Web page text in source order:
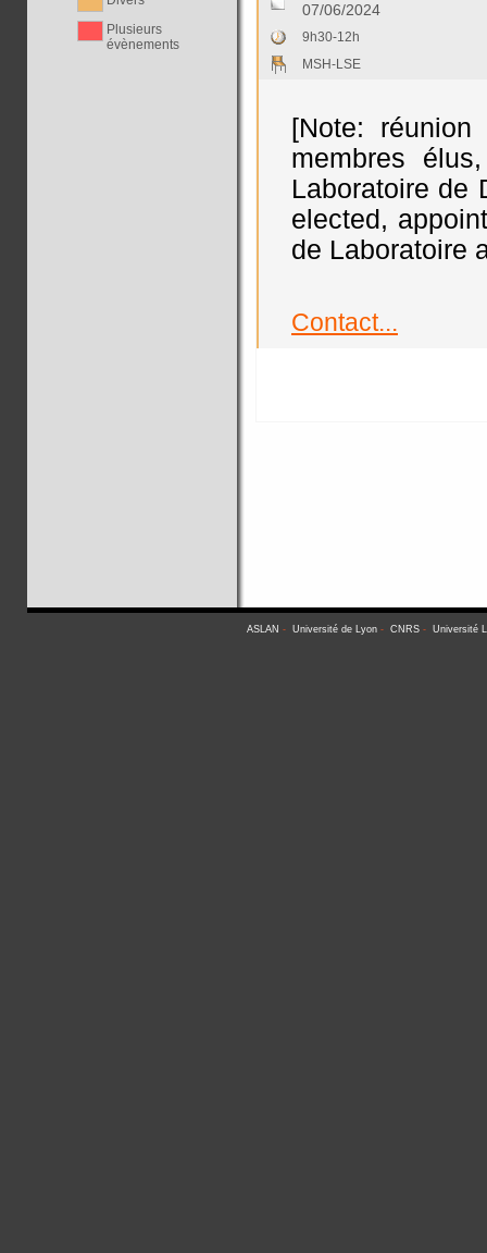
Plusieurs
évènements
07/06/2024
9h30-12h
MSH-LSE
[Note:
membres
Laboratoire de
elected,
de Laboratoire
Contact...
ASLAN - Université de Lyon- CNRS- Université